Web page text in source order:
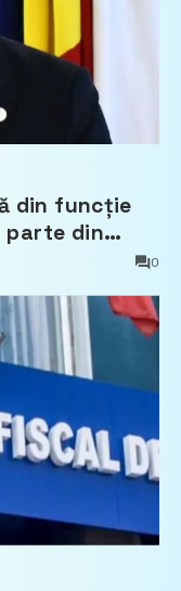
din funcție
parte din
0